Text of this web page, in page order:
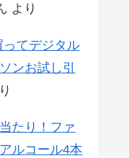
より
てデジタル
ンお試し引
たり！ファ
ルコール4本